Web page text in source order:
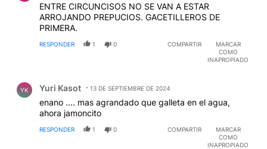
ENTRE CIRCUNCISOS NO SE VAN A ESTAR
ARROJANDO PREPUCIOS. GACETILLEROS DE
PRIMERA.
RESPONDER 1 0 COMPARTIR
MARCAR
COMO
INAPROPIADO
YK Yuri Kasot 13 DE SEPTIEMBRE DE 2024
enano .... mas agrandado que galleta en el agua,
ahora jamoncito
RESPONDER 1 0 COMPARTIR
MARCAR
COMO
INAPROPIADO